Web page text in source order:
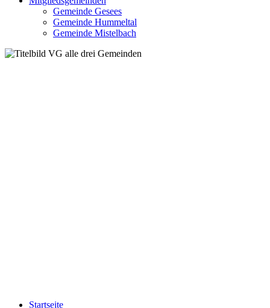
Gemeinde Gesees
Gemeinde Hummeltal
Gemeinde Mistelbach
Startseite